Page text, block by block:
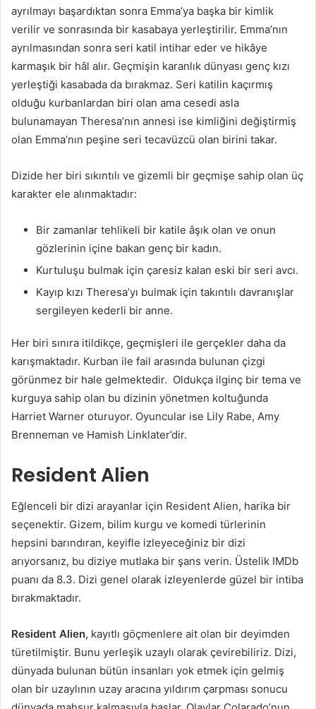
ayrılmayı başardıktan sonra Emma’ya başka bir kimlik
verilir ve sonrasında bir kasabaya yerleştirilir. Emma’nın
ayrılmasından sonra seri katil intihar eder ve hikâye
karmaşık bir hâl alır. Geçmişin karanlık dünyası genç kızı
yerleştiği kasabada da bırakmaz. Seri katilin kaçırmış
olduğu kurbanlardan biri olan ama cesedi asla
bulunamayan Theresa’nın annesi ise kimliğini değiştirmiş
olan Emma’nın peşine seri tecavüzcü olan birini takar.
Dizide her biri sıkıntılı ve gizemli bir geçmişe sahip olan üç
karakter ele alınmaktadır:
Bir zamanlar tehlikeli bir katile âşık olan ve onun
gözlerinin içine bakan genç bir kadın.
Kurtuluşu bulmak için çaresiz kalan eski bir seri avcı.
Kayıp kızı Theresa’yı bulmak için takıntılı davranışlar
sergileyen kederli bir anne.
Her biri sınıra itildikçe, geçmişleri ile gerçekler daha da
karışmaktadır. Kurban ile fail arasında bulunan çizgi
görünmez bir hale gelmektedir. Oldukça ilginç bir tema ve
kurguya sahip olan bu dizinin yönetmen koltuğunda
Harriet Warner oturuyor. Oyuncular ise Lily Rabe, Amy
Brenneman ve Hamish Linklater’dir.
Resident Alien
Eğlenceli bir dizi arayanlar için Resident Alien, harika bir
seçenektir. Gizem, bilim kurgu ve komedi türlerinin
hepsini barındıran, keyifle izleyeceğiniz bir dizi
arıyorsanız, bu diziye mutlaka bir şans verin. Üstelik IMDb
puanı da 8.3. Dizi genel olarak izleyenlerde güzel bir intiba
bırakmaktadır.
Resident Alien, kayıtlı göçmenlere ait olan bir deyimden
türetilmiştir. Bunu yerleşik uzaylı olarak çevirebiliriz. Dizi,
dünyada bulunan bütün insanları yok etmek için gelmiş
olan bir uzaylının uzay aracına yıldırım çarpması sonucu